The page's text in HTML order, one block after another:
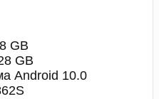
GB
GB
Android 10.0